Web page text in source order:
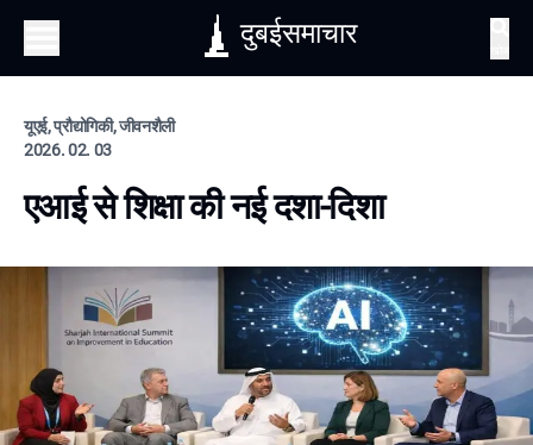
दुबईसमाचार
यूएई, प्रौद्योगिकी, जीवनशैली
2026. 02. 03
एआई से शिक्षा की नई दशा-दिशा